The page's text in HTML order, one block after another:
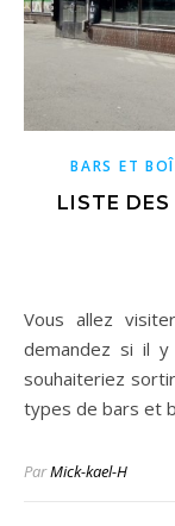
BARS ET
LISTE
Vous allez visiter la Laponie finlandaise et vous vous
demandez si il y
souhaiteriez
types de bars et
ParMick-kael-H